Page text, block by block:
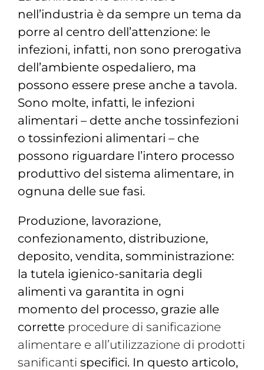
Contatti
Login
nell’industria è da sempre un tema da
porre al centro dell’attenzione: le
infezioni, infatti, non sono prerogativa
dell’ambiente ospedaliero, ma
possono essere prese anche a tavola.
Sono molte, infatti, le infezioni
alimentari – dette anche tossinfezioni
o tossinfezioni alimentari – che
possono riguardare l’intero processo
produttivo del sistema alimentare, in
ognuna delle sue fasi.
Produzione, lavorazione,
confezionamento, distribuzione,
deposito, vendita, somministrazione:
la tutela igienico-sanitaria degli
alimenti va garantita in ogni
momento del processo, grazie alle
corrette procedure di sanificazione
alimentare e all’utilizzazione di prodotti
sanificanti specifici. In questo articolo,